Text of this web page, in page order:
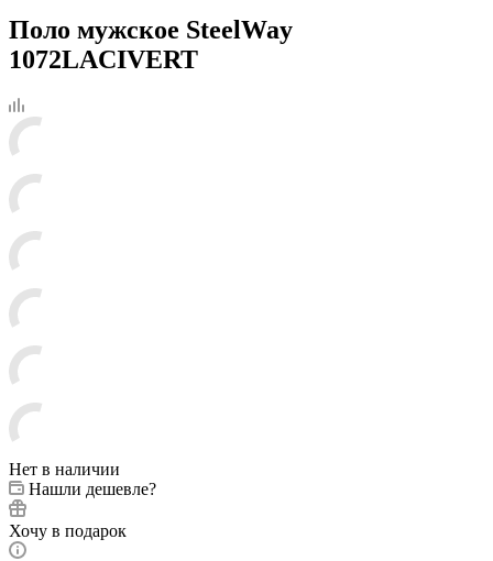
Поло мужское SteelWay
1072LACIVERT
Нет в наличии
Нашли дешевле?
Хочу в подарок